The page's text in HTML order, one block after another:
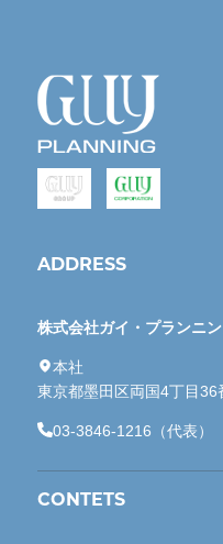
ADDRESS
株式会社ガイ・プランニ
本社
東京都墨田区両国4丁目
03-3846-1216（代表）
CONTETS